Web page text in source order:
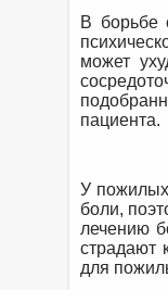
В борьбе
может
пациента.
У
боли,
лечению
страдают
для